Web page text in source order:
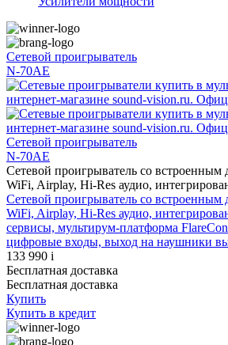
Сетевой проигрыватель
N-70AE
Сетевой проигрыватель
N-70AE
Сетевой проигрыватель со встроенным
WiFi, Airplay, Hi-Res аудио,
Сетевой проигрыватель со встроенным
WiFi, Airplay, Hi-Res аудио,
сервисы, мультирум-платформа
цифровые входы, выход на наушники
133 990 i
Бесплатная доставка
Бесплатная доставка
Купить
Купить в кредит